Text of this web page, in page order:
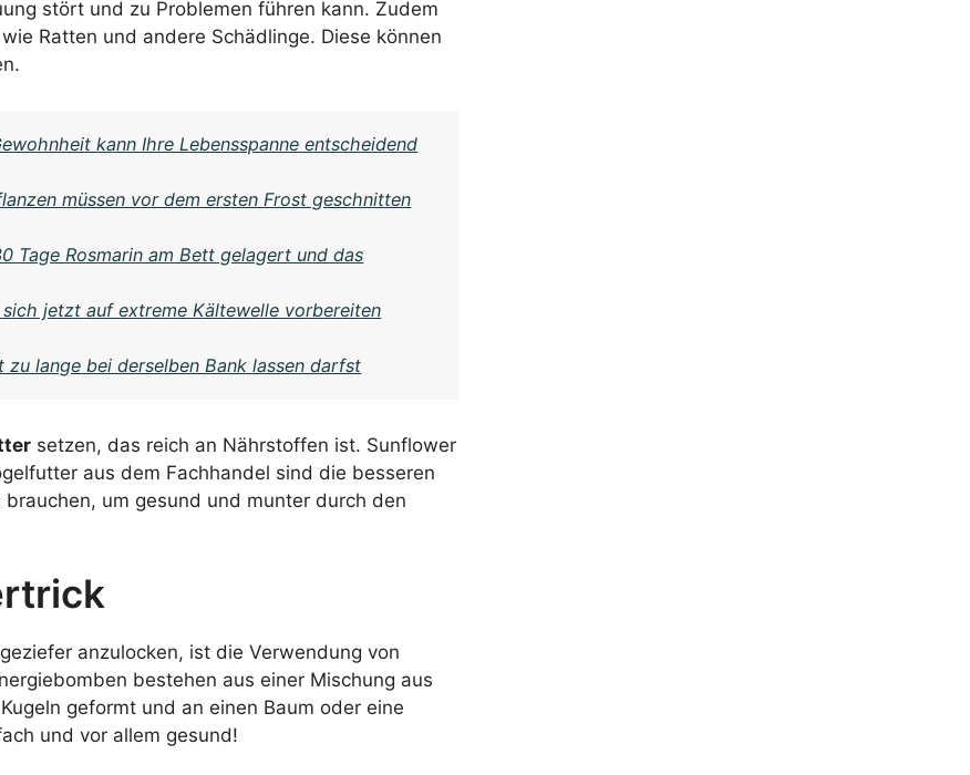
stört und zu Problemen führen kann. Zudem
Ratten und andere Schädlinge. Diese können
kann Ihre Lebensspanne entscheidend
müssen vor dem ersten Frost geschnitten
Tage Rosmarin am Bett gelagert und das
jetzt auf extreme Kältewelle vorbereiten
zu lange bei derselben Bank lassen darfst
setzen, das reich an Nährstoffen ist. Sunflower
aus dem Fachhandel sind die besseren
um gesund und munter durch den
anzulocken, ist die Verwendung von
bestehen aus einer Mischung aus
geformt und an einen Baum oder eine
und vor allem gesund!